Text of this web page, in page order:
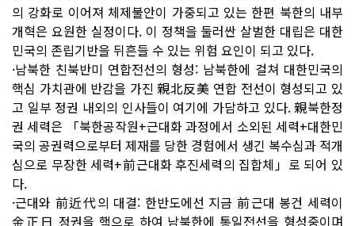
의 강화로 이어져 체제불안이 가중되고 있는 한편 북한의 내부
개혁은 요원한 실정이다. 이 정책을 둘러싼 살벌한 대립은 대한
민국의 존립기반을 뒤흔들 수 있는 위험 요인이 되고 있다.
·남북한 친북반미 연합전선의 형성: 남북한에 걸쳐 대한민국의
핵심 가치관에 반감을 가진 親北反美 연합 전선이 형성되고 있
고 일부 정권 내외의 인사들이 여기에 가담하고 있다. 親북한정
권 세력은 「북한공작원+근대화 과정에서 소외된 세력+대한민
국의 공권력으로부터 제재를 당한 경험에서 생긴 복수심과 적개
심으로 무장한 세력+前근대화 후진세력의 집합체」로 되어 있
다.
·근대와 前近代의 대결: 한반도에선 지금 前근대 봉건 세력이
金正日 정권을 핵으로 하여 남북한에 통일전선을 형성중이며